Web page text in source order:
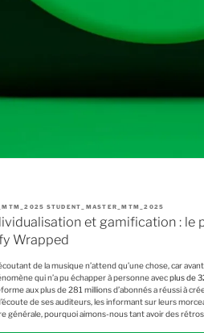
STUDENT_MASTER_MTM_2025
et gamification : le
Wrapped
de la musique n’attend qu’une chose, car
qui n’a pu échapper à personne avecplus de
aux plus de 281 millions d’abonnés a réussi à
de ses auditeurs, les informant sur leurs
générale, pourquoi aimons-nous tant avoir des